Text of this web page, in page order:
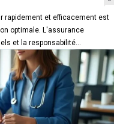
rapidement et efficacement est
optimale. L'assurance
et la responsabilité...